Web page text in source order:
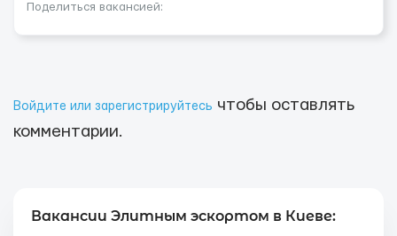
Поделиться вакансией:
Войдите или зарегистрируйтесь чтобы оставлять
комментарии.
Вакансии Элитным эскортом в Киеве: